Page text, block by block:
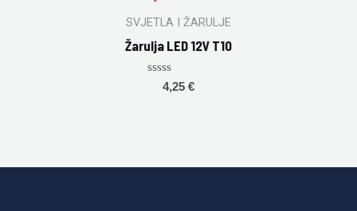
SVJETLA I ŽARULJE
Žarulja LED 12V T10
Rated
4,25 €